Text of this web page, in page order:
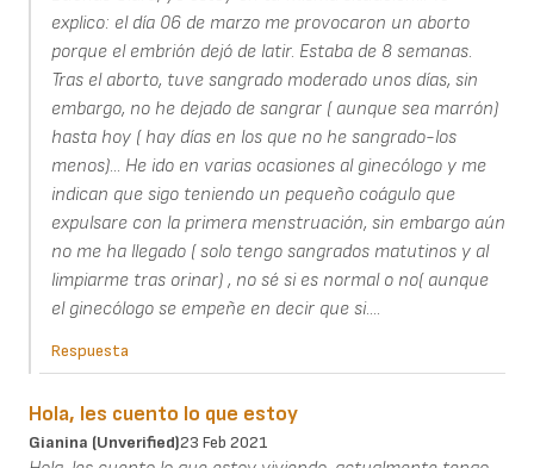
explico: el día 06 de marzo me provocaron un aborto
porque el embrión dejó de latir. Estaba de 8 semanas.
Tras el aborto, tuve sangrado moderado unos días, sin
embargo, no he dejado de sangrar ( aunque sea marrón)
hasta hoy ( hay días en los que no he sangrado-los
menos)... He ido en varias ocasiones al ginecólogo y me
indican que sigo teniendo un pequeño coágulo que
expulsare con la primera menstruación, sin embargo aún
no me ha llegado ( solo tengo sangrados matutinos y al
limpiarme tras orinar) , no sé si es normal o no( aunque
el ginecólogo se empeñe en decir que si....
Respuesta
Hola, les cuento lo que estoy
Gianina (unverified)23 Feb 2021